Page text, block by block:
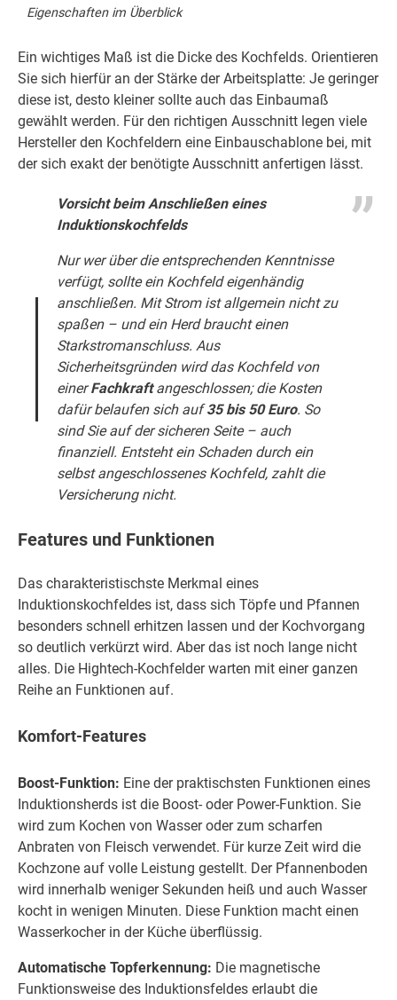
Eigenschaften im Überblick
Ein wichtiges Maß ist die Dicke des Kochfelds. Orientieren
Sie sich hierfür an der Stärke der Arbeitsplatte: Je geringer
diese ist, desto kleiner sollte auch das Einbaumaß
gewählt werden. Für den richtigen Ausschnitt legen viele
Hersteller den Kochfeldern eine Einbauschablone bei, mit
der sich exakt der benötigte Ausschnitt anfertigen lässt.
Vorsicht beim Anschließen eines
Induktionskochfelds
Nur wer über die entsprechenden Kenntnisse
verfügt, sollte ein Kochfeld eigenhändig
anschließen. Mit Strom ist allgemein nicht zu
spaßen – und ein Herd braucht einen
Starkstromanschluss. Aus
Sicherheitsgründen wird das Kochfeld von
einerFachkraftangeschlossen; die Kosten
dafür belaufen sich auf35 bis 50 Euro. So
sind Sie auf der sicheren Seite – auch
finanziell. Entsteht ein Schaden durch ein
selbst angeschlossenes Kochfeld, zahlt die
Versicherung nicht.
Features und Funktionen
Das charakteristischste Merkmal eines
Induktionskochfeldes ist, dass sich Töpfe und Pfannen
besonders schnell erhitzen lassen und der Kochvorgang
so deutlich verkürzt wird. Aber das ist noch lange nicht
alles. Die Hightech-Kochfelder warten mit einer ganzen
Reihe an Funktionen auf.
Komfort-Features
Boost-Funktion: Eine der praktischsten Funktionen eines
Induktionsherds ist die Boost- oder Power-Funktion. Sie
wird zum Kochen von Wasser oder zum scharfen
Anbraten von Fleisch verwendet. Für kurze Zeit wird die
Kochzone auf volle Leistung gestellt. Der Pfannenboden
wird innerhalb weniger Sekunden heiß und auch Wasser
kocht in wenigen Minuten. Diese Funktion macht einen
Wasserkocher in der Küche überflüssig.
Automatische Topferkennung: Die magnetische
Funktionsweise des Induktionsfeldes erlaubt die